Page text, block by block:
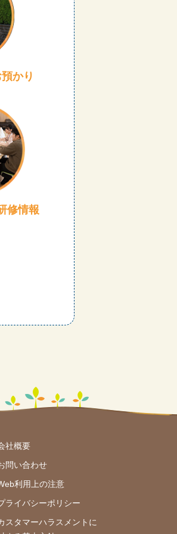
かり
修情報
社概要
問い合わせ
利用上の注意
ライバシーポリシー
スタマーハラスメントに